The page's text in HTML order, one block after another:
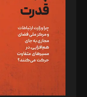
رستمی،مصطفی باستان
ویرایش: نگار استاد‌‌آقا
طراح یونیفرم: مجید توکلی
فیلمبرداری و عکاسی:
گرافیک و صفحه‌آرایی:
مد‌یر توسعه تجاری: کامبیز
امور مالی: شاپور رهبری،